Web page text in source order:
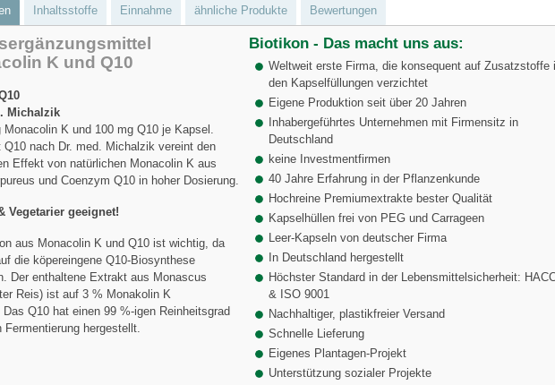
Inhaltsstoffe Einnahme ähnliche Produkte Bewertungen
K und Q10
Michalzik
Monacolin K und 100 mg Q10 je Kapsel.
Q10 nach Dr. med. Michalzik vereint den
Effekt von natürlichen Monacolin K aus
und Coenzym Q10 in hoher Dosierung.
Vegetarier geeignet!
aus Monacolin K und Q10 ist wichtig, da
die köpereingene Q10-Biosynthese
Der enthaltene Extrakt aus Monascus
Reis) ist auf 3 % Monakolin K
Q10 hat einen 99 %-igen Reinheitsgrad
Fermentierung hergestellt.
Biotikon - Das macht uns aus:
Weltweit erste Firma, die konsequent auf Zusatzstoffe
den Kapselfüllungen verzichtet
Eigene Produktion seit über 20 Jahren
Inhabergeführtes Unternehmen mit Firmensitz in
Deutschland
keine Investmentfirmen
40 Jahre Erfahrung in der Pflanzenkunde
Hochreine Premiumextrakte bester Qualität
Kapselhüllen frei von PEG und Carrageen
Leer-Kapseln von deutscher Firma
In Deutschland hergestellt
Höchster Standard in der Lebensmittelsicherheit:
& ISO 9001
Nachhaltiger, plastikfreier Versand
Schnelle Lieferung
Eigenes Plantagen-Projekt
Unterstützung sozialer Projekte